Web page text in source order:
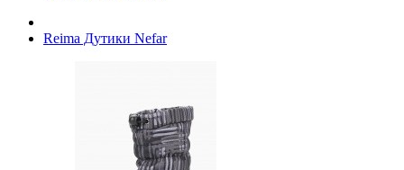
Reima Дутики Nefar